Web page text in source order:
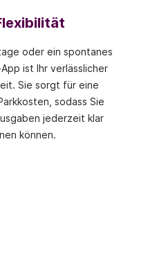
oder ein spontanes
ist Ihr verlässlicher
Sie sorgt für eine
sodass Sie
jederzeit klar
können.